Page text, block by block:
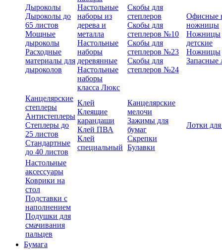
Дыроколы
Дыроколы до
65 листов
Мощные
дыроколы
Расходные
материалы для
дыроколов
Настольные
наборы из
дерева и
металла
Настольные
наборы
деревянные
Настольные
наборы
класса Люкс
Скобы для
степлеров
Скобы для
степлеров №10
Скобы для
степлеров №23
Скобы для
степлеров №24
Офисные
ножницы
Ножницы
детские
Ножницы
Запасные
Канцелярские
степлеры
Антистеплеры
Степлеры до
25 листов
Стандартные
до 40 листов
Клей
Клеящие
карандаши
Клей ПВА
Клей
специальный
Канцелярские
мелочи
Зажимы для
бумаг
Скрепки
Булавки
Лотки
Настольные
аксессуары
Коврики на
стол
Подставки с
наполнением
Подушки для
смачивания
пальцев
Бумага